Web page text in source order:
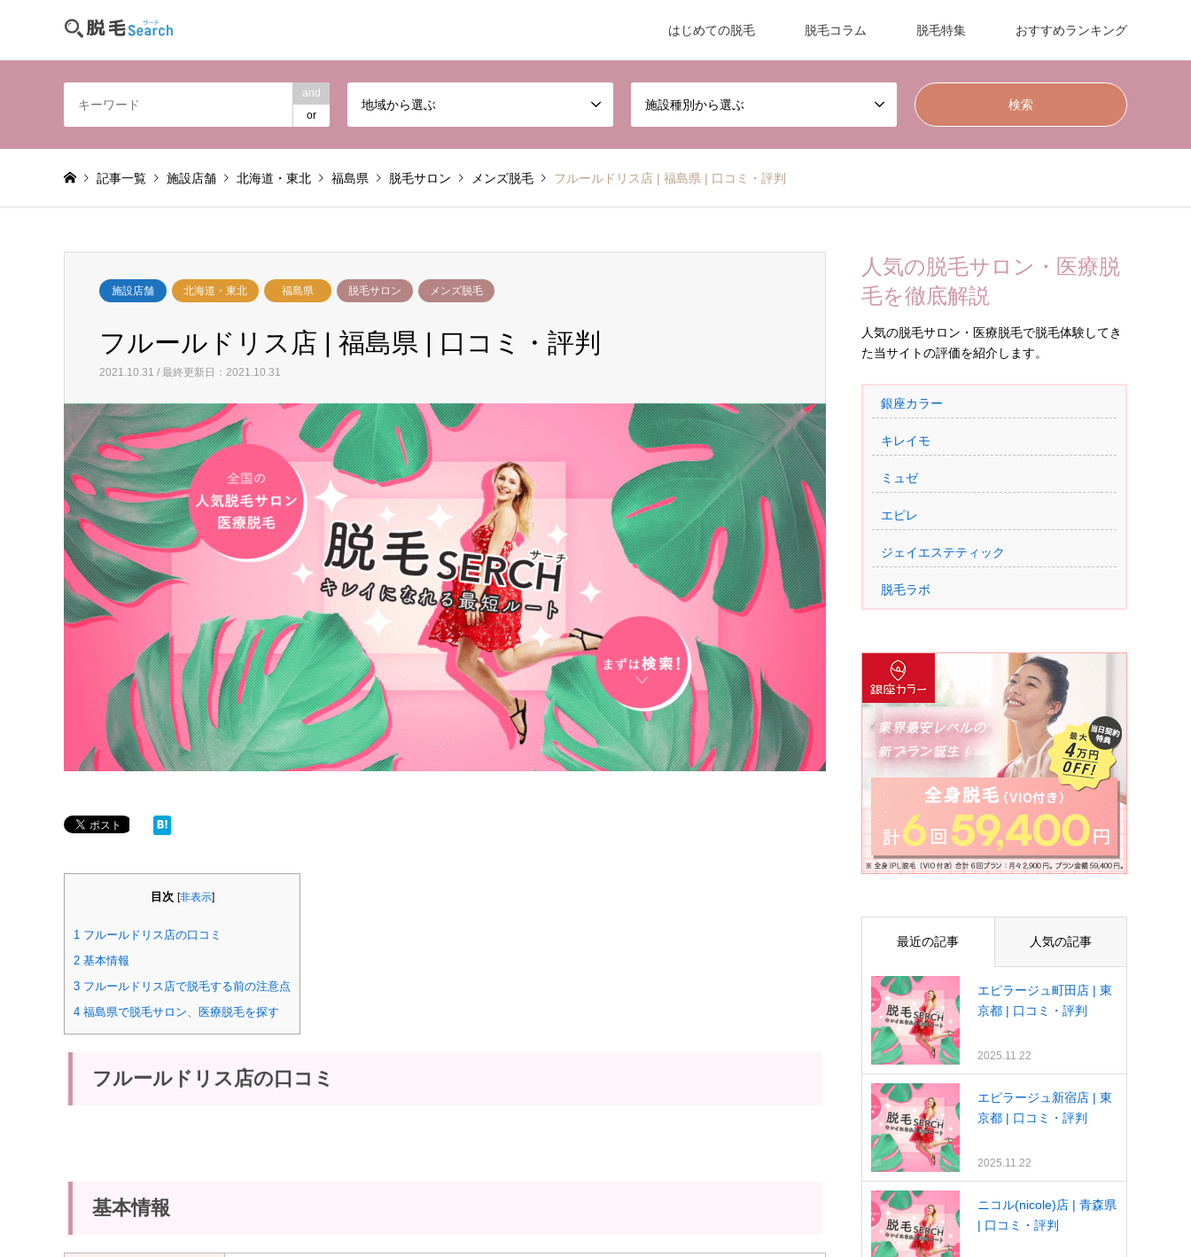
はじめての脱毛 脱毛コラム 脱毛特集 おすすめランキング
and
or
地域から選ぶ 施設種別から選ぶ
記事一覧 施設店舗 北海道・東北 福島県 脱毛サロン メンズ脱毛 フルールドリス店 | 福島県 | 口コミ・評判
施設店舗 北海道・東北 福島県 脱毛サロン メンズ脱毛
フルールドリス店 | 福島県 | 口コミ・評判
2021.10.31 / 最終更新日：2021.10.31
目次 [非表示]
1 フルールドリス店の口コミ
2 基本情報
3 フルールドリス店で脱毛する前の注意点
4 福島県で脱毛サロン、医療脱毛を探す
フルールドリス店の口コミ
基本情報
人気の脱毛サロン・医療脱
毛を徹底解説
人気の脱毛サロン・医療脱毛で脱毛体験してき
た当サイトの評価を紹介します。
銀座カラー
キレイモ
ミュゼ
エピレ
ジェイエステティック
脱毛ラボ
最近の記事 人気の記事
エピラージュ町田店 | 東
京都 | 口コミ・評判
2025.11.22
エピラージュ新宿店 | 東
京都 | 口コミ・評判
2025.11.22
ニコル(nicole)店 | 青森県
| 口コミ・評判